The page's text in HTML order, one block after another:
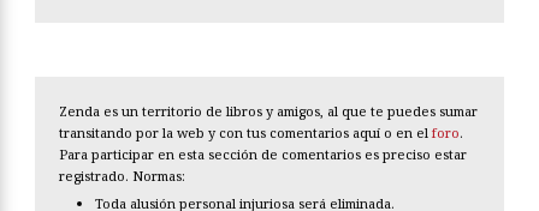
Zenda es un territorio de libros y amigos, al que te puedes sumar
transitando por la web y con tus comentarios aquí o en el foro.
Para participar en esta sección de comentarios es preciso estar
registrado. Normas:
Toda alusión personal injuriosa será eliminada.